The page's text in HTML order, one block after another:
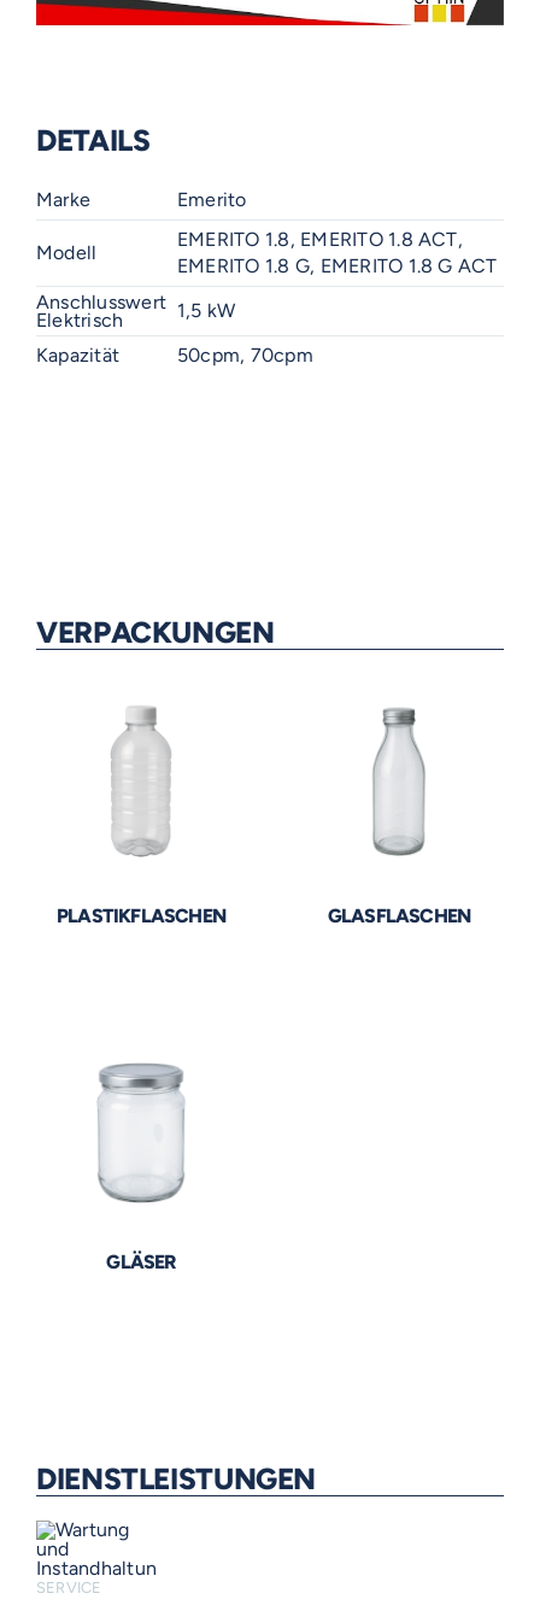
DETAILS
Marke Emerito
Modell
EMERITO 1.8, EMERITO 1.8 ACT,
EMERITO 1.8 G, EMERITO 1.8 G ACT
Anschlusswert
Elektrisch
1,5 kW
Kapazität
50cpm, 70cpm
VERPACKUNGEN
PLASTIKFLASCHEN GLASFLASCHEN
GLÄSER
DIENSTLEISTUNGEN
SERVICE